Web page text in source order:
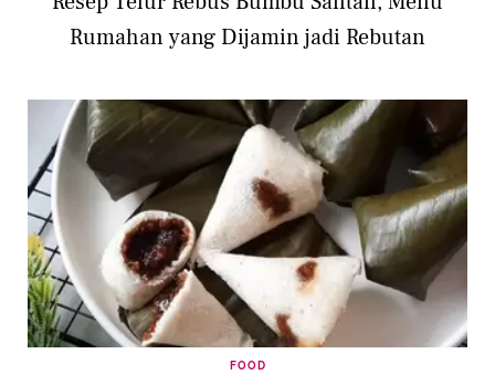
Rumahan yang Dijamin jadi Rebutan
FOOD